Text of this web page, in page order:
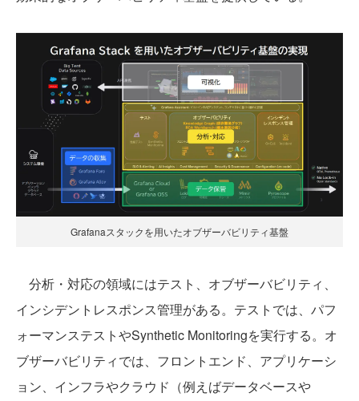
Grafanaスタックを用いたオブザーバビリティ基盤
分析・対応の領域にはテスト、オブザーバビリティ、
インシデントレスポンス管理がある。テストでは、パフ
ォーマンステストやSynthetic Monitoringを実行する。オ
ブザーバビリティでは、フロントエンド、アプリケーシ
ョン、インフラやクラウド（例えばデータベースや